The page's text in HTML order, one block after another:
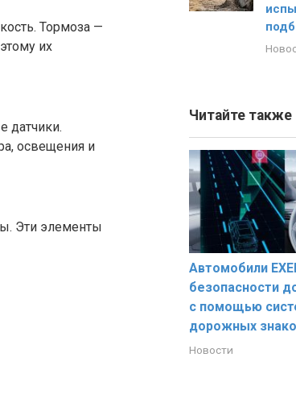
Тормоза —
их
датчики.
освещения и
Эти элементы
Читайте также
Автомобили
безопасности
с помощью
дорожных
Новости